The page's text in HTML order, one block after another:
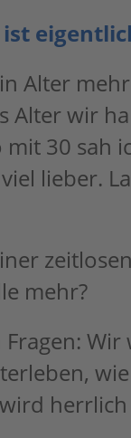
Alter
Alter wir
mit 30 sah
lieber.
mehr?